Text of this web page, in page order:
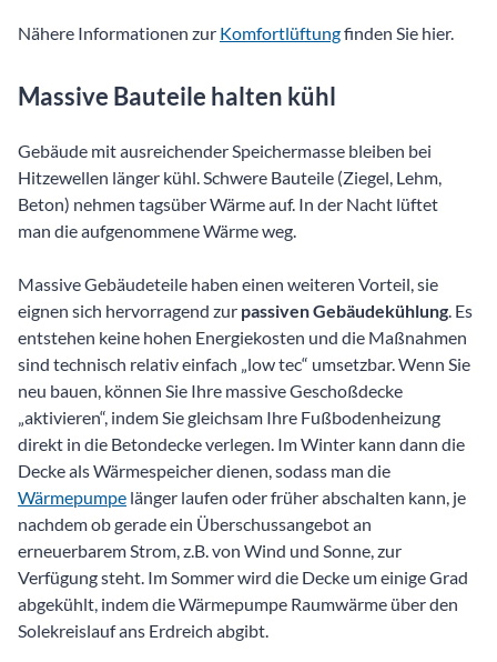
Nähere Informationen zur Komfortlüftungfinden Sie hier.
Massive Bauteile halten kühl
Gebäude mit ausreichender Speichermasse bleiben bei
Hitzewellen länger kühl. Schwere Bauteile (Ziegel, Lehm,
Beton) nehmen tagsüber Wärme auf. In der Nacht lüftet
man die aufgenommene Wärme weg.
Massive Gebäudeteile haben einen weiteren Vorteil, sie
eignen sich hervorragend zur passiven Gebäudekühlung . Es
entstehen keine hohen Energiekosten und die Maßnahmen
sind technisch relativ einfach „low tec“ umsetzbar. Wenn Sie
neu bauen, können Sie Ihre massive Geschoßdecke
„aktivieren“, indem Sie gleichsam Ihre Fußbodenheizung
direkt in die Betondecke verlegen. Im Winter kann dann die
Decke als Wärmespeicher dienen, sodass man die
Wärmepumpe länger laufen oder früher abschalten kann, je
nachdem ob gerade ein Überschussangebot an
erneuerbarem Strom, z.B. von Wind und Sonne, zur
Verfügung steht. Im Sommer wird die Decke um einige Grad
abgekühlt, indem die Wärmepumpe Raumwärme über den
Solekreislauf ans Erdreich abgibt.